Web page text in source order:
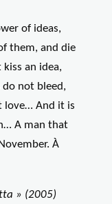
of ideas,
them, and die
an idea,
not bleed,
love… And it is
A man that
À
» (2005)